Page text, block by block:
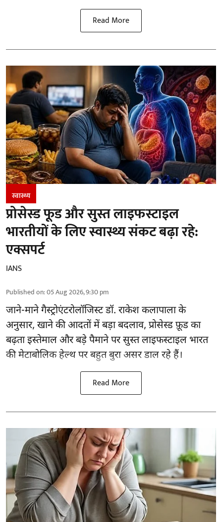
Read More
स्वास्थ्य
प्रोसेस्ड फूड और सुस्त लाइफस्टाइल
भारतीयों के लिए स्वास्थ्य संकट बढ़ा रहे:
एक्सपर्ट
IANS
Published on:05 Aug 2026, 9:30 pm
जाने-माने गैस्ट्रोएंटरोलॉजिस्ट डॉ. राकेश कलापाला के
अनुसार, खाने की आदतोंमें बड़ा बदलाव, प्रोसेस्ड फ़ूड का
बढ़ता इस्तेमाल और बड़े पैमाने पर सुस्त लाइफस्टाइल भारत
की मेटाबोलिक हेल्थ पर बहुत बुरा असर डाल रहे हैं।
Read More